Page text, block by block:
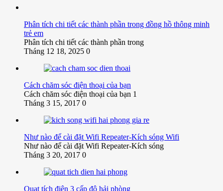
Phân tích chi tiết các thành phần trong đồng hồ thông minh
trẻ em
Phân tích chi tiết các thành phần trong
Tháng 12 18, 2025 0
Cách chăm sóc điện thoại của bạn
Cách chăm sóc điện thoại của bạn 1
Tháng 3 15, 2017 0
Như nào để cài đặt Wifi Repeater-Kích sóng Wifi
Như nào để cài đặt Wifi Repeater-Kích sóng
Tháng 3 20, 2017 0
Quạt tích điện 3 cấp độ hải phòng